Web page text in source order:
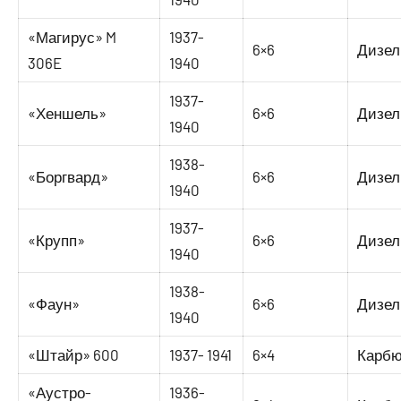
«Магирус» M
306E
1937-
1940
6×6
«Хеншель»
1937-
1940
6×6
«Боргвард»
1938-
1940
6×6
«Крупп»
1937-
1940
6×6
«Фаун»
1938-
1940
6×6
«Штайр» 600 1937- 1941 6×4
«Аустро- 1936-